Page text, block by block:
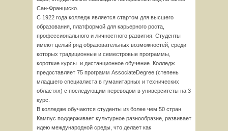
Сан-Франциско.
С 1922 года колледж является стартом для высшего
образования, платформой для карьерного роста,
профессионального и личностного развития. Студенты
имеют целый ряд образовательных возможностей, среди
которых традиционные и семестровые программы,
короткие курсы и дистанционное обучение. Колледж
предоставляет 75 программ AssociateDegree (степень
младшего специалиста в гуманитарных и технических
областях) с последующим переводом в университеты на 3
курс.
В колледже обучаются студенты из более чем 50 стран.
Кампус поддерживает культурное разнообразие, развивает
идею международной среды, что делает как